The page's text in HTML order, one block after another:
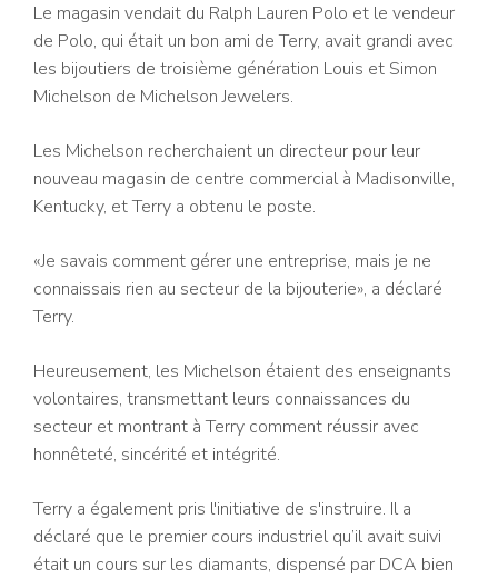
Le magasin vendait du Ralph Lauren Polo et le vendeur
de Polo, qui était un bon ami de Terry, avait grandi avec
les bijoutiers de troisième génération Louis et Simon
Michelson de Michelson Jewelers.
Les Michelson recherchaient un directeur pour leur
nouveau magasin de centre commercial à Madisonville,
Kentucky, et Terry a obtenu le poste.
«Je savais comment gérer une entreprise, mais je ne
connaissais rien au secteur de la bijouterie», a déclaré
Terry.
Heureusement, les Michelson étaient des enseignants
volontaires, transmettant leurs connaissances du
secteur et montrant à Terry comment réussir avec
honnêteté, sincérité et intégrité.
Terry a également pris l'initiative de s'instruire. Il a
déclaré que le premier cours industriel qu’il avait suivi
était un cours sur les diamants, dispensé par DCA bien